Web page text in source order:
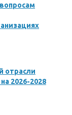
отрасли
2026-2028